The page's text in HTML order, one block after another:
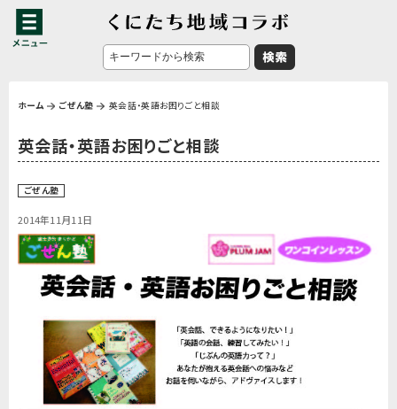
ホーム ごぜん塾 英会話・英語お困りごと相談
英会話・英語お困りごと相談
ごぜん塾
2014年11月11日